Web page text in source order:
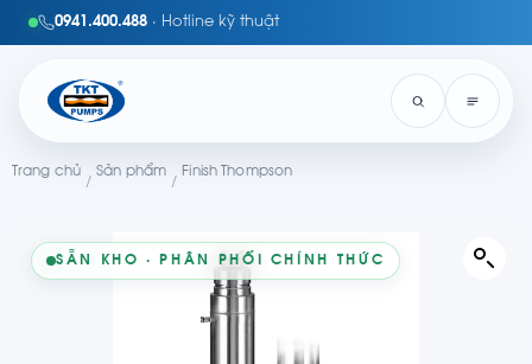
0941.400.488 · Hotline kỹ thuật
Trang chủ
/
Sản phẩm
/
Finish Thompson
SẴN KHO · PHÂN PHỐI CHÍNH THỨC